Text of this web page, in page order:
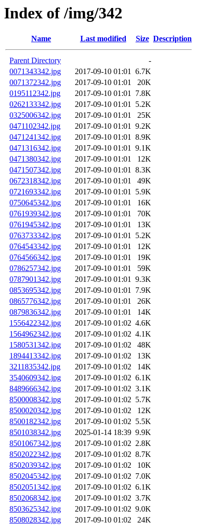
Index of /img/342
Name Last modified Size Description
Parent Directory
-
0071343342.jpg
2017-09-10 01:01 6.7K
0071372342.jpg
2017-09-10 01:01
20K
0195112342.jpg
2017-09-10 01:01 7.8K
0262133342.jpg
2017-09-10 01:01 5.2K
0325006342.jpg
2017-09-10 01:01
25K
0471102342.jpg
2017-09-10 01:01 9.2K
0471241342.jpg
2017-09-10 01:01 8.9K
0471316342.jpg
2017-09-10 01:01 9.1K
0471380342.jpg
2017-09-10 01:01
12K
0471507342.jpg
2017-09-10 01:01 8.3K
0672318342.jpg
2017-09-10 01:01
49K
0721693342.jpg
2017-09-10 01:01 5.9K
0750645342.jpg
2017-09-10 01:01
16K
0761939342.jpg
2017-09-10 01:01
70K
0761945342.jpg
2017-09-10 01:01
13K
0763733342.jpg
2017-09-10 01:01 5.2K
0764543342.jpg
2017-09-10 01:01
12K
0764566342.jpg
2017-09-10 01:01
19K
0786257342.jpg
2017-09-10 01:01
59K
0787901342.jpg
2017-09-10 01:01 9.3K
0853695342.jpg
2017-09-10 01:01 7.9K
0865776342.jpg
2017-09-10 01:01
26K
0879836342.jpg
2017-09-10 01:01
14K
1556422342.jpg
2017-09-10 01:02 4.6K
1564962342.jpg
2017-09-10 01:02 4.1K
1580531342.jpg
2017-09-10 01:02
48K
1894413342.jpg
2017-09-10 01:02
13K
3211835342.jpg
2017-09-10 01:02
14K
3540609342.jpg
2017-09-10 01:02 6.1K
8489666342.jpg
2017-09-10 01:02 3.1K
8500008342.jpg
2017-09-10 01:02 5.7K
8500020342.jpg
2017-09-10 01:02
12K
8500182342.jpg
2017-09-10 01:02 5.5K
8501038342.jpg
2025-01-14 18:39 9.9K
8501067342.jpg
2017-09-10 01:02 2.8K
8502022342.jpg
2017-09-10 01:02 8.7K
8502039342.jpg
2017-09-10 01:02
10K
8502045342.jpg
2017-09-10 01:02 7.0K
8502051342.jpg
2017-09-10 01:02 6.1K
8502068342.jpg
2017-09-10 01:02 3.7K
8503625342.jpg
2017-09-10 01:02 9.0K
8508028342.jpg
2017-09-10 01:02
24K